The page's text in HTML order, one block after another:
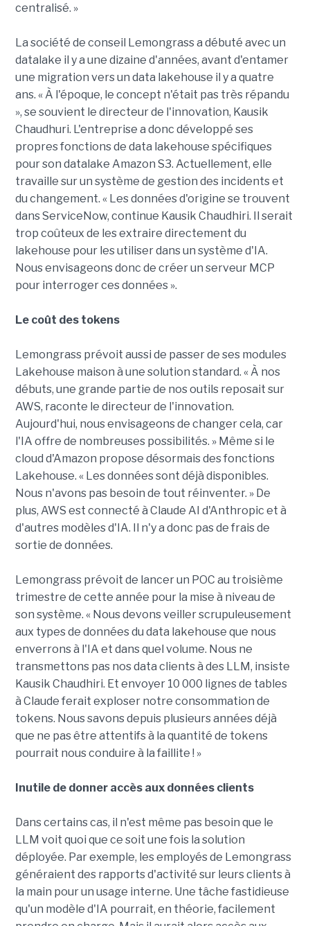
centralisé. »
La société de conseil Lemongrass a débuté avec un
datalake il y a une dizaine d'années, avant d'entamer
une migration vers un data lakehouse il y a quatre
ans. « À l'époque, le concept n'était pas très répandu
», se souvient le directeur de l'innovation, Kausik
Chaudhuri. L'entreprise a donc développé ses
propres fonctions de data lakehouse spécifiques
pour son datalake Amazon S3. Actuellement, elle
travaille sur un système de gestion des incidents et
du changement. « Les données d'origine se trouvent
dans ServiceNow, continue Kausik Chaudhiri. Il serait
trop coûteux de les extraire directement du
lakehouse pour les utiliser dans un système d'IA.
Nous envisageons donc de créer un serveur MCP
pour interroger ces données ».
Le coût des tokens
Lemongrass prévoit aussi de passer de ses modules
Lakehouse maison à une solution standard. « À nos
débuts, une grande partie de nos outils reposait sur
AWS, raconte le directeur de l'innovation.
Aujourd'hui, nous envisageons de changer cela, car
l'IA offre de nombreuses possibilités. » Même si le
cloud d'Amazon propose désormais des fonctions
Lakehouse. « Les données sont déjà disponibles.
Nous n'avons pas besoin de tout réinventer. » De
plus, AWS est connecté à Claude AI d'Anthropic et à
d'autres modèles d'IA. Il n'y a donc pas de frais de
sortie de données.
Lemongrass prévoit de lancer un POC au troisième
trimestre de cette année pour la mise à niveau de
son système. « Nous devons veiller scrupuleusement
aux types de données du data lakehouse que nous
enverrons à l'IA et dans quel volume. Nous ne
transmettons pas nos data clients à des LLM, insiste
Kausik Chaudhiri. Et envoyer 10 000 lignes de tables
à Claude ferait exploser notre consommation de
tokens. Nous savons depuis plusieurs années déjà
que ne pas être attentifs à la quantité de tokens
pourrait nous conduire à la faillite ! »
Inutile de donner accès aux données clients
Dans certains cas, il n'est même pas besoin que le
LLM voit quoi que ce soit une fois la solution
déployée. Par exemple, les employés de Lemongrass
généraient des rapports d'activité sur leurs clients à
la main pour un usage interne. Une tâche fastidieuse
qu'un modèle d'IA pourrait, en théorie, facilement